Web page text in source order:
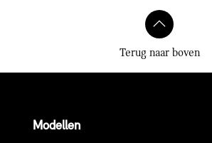
Terug naar boven
Modellen